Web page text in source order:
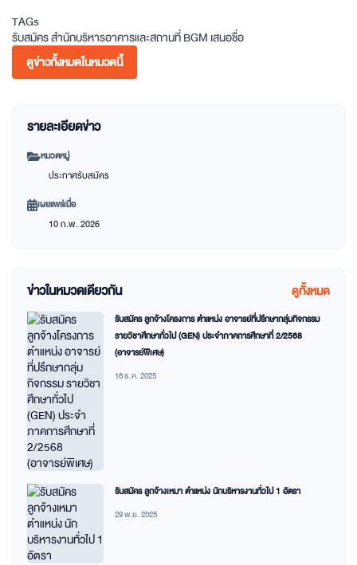
TAGs
รับสมัครสำนักบริหารอาคารและสถานที่BGM เสนอชื่อ
ดูข่าวทั้งหมดในหมวดนี้
รายละเอียดข่าว
หมวดหมู่
ประกาศรับสมัคร
เผยแพร่เมื่อ
10 ก.พ. 2026
ข่าวในหมวดเดียวกัน ดูทั้งหมด
รับสมัคร ลูกจ้างโครงการ ตำแหน่ง อาจารย์ที่ปรึกษากลุ่มกิจกรรม
รายวิชาศึกษาทั่วไป (GEN) ประจำภาคการศึกษาที่ 2/2568
(อาจารย์พิเศษ)
16 ธ.ค. 2025
รับสมัคร ลูกจ้างเหมา ตำแหน่ง นักบริหารงานทั่วไป 1 อัตรา
29 พ.ย. 2025